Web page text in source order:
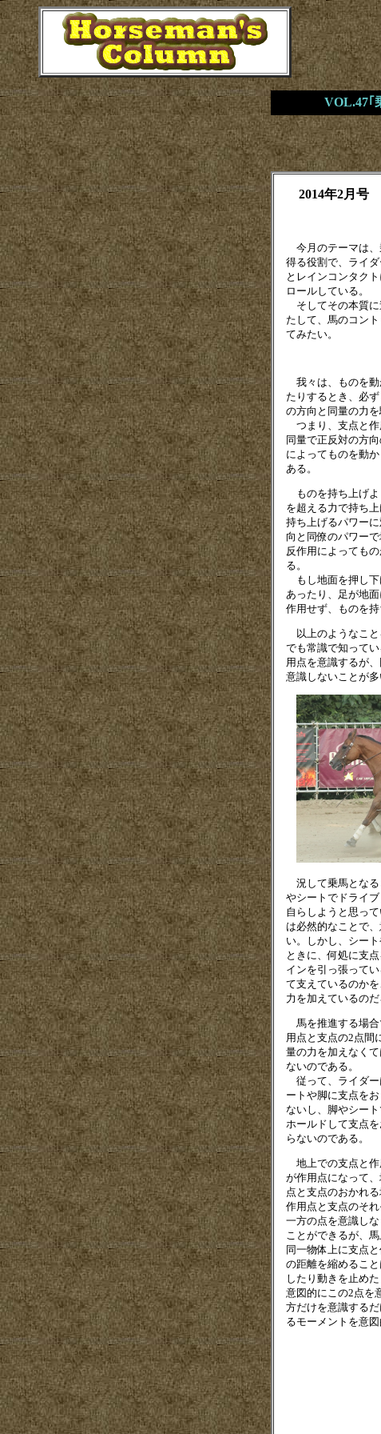
VOL.47｢
2014年2月号
今月のテーマは、
得る役割で、ライ
とレインコンタク
ロールしている。
そしてその本質に
たして、馬のコン
てみたい。
我々は、ものを動
たりするとき、必
の方向と同量の力を
つまり、支点と作
同量で正反対の方
によってものを動
ある。
ものを持ち上げよ
を超える力で持ち
持ち上げるパワー
向と同僚のパワー
反作用によっても
る。
もし地面を押し下
あったり、足が地
作用せず、ものを持
以上のようなこと
でも常識で知って
用点を意識するが
意識しないことが多
況して乗馬となる
やシートでドライ
自らしようと思っ
は必然的なことで
い。しかし、シー
ときに、何処に支
インを引っ張って
て支えているのか
力を加えているのだ
馬を推進する場合
用点と支点の2点間
量の力を加えなく
ないのである。
従って、ライダー
ートや脚に支点を
ないし、脚やシー
ホールドして支点
らないのである。
地上での支点と作
が作用点になって
点と支点のおかれ
作用点と支点のそ
一方の点を意識し
ことができるが、
同一物体上に支点
の距離を縮めるこ
したり動きを止め
意図的にこの2点を
方だけを意識する
るモーメントを意図